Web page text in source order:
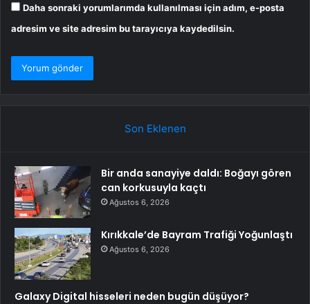
Daha sonraki yorumlarımda kullanılması için adım, e-posta
adresim ve site adresim bu tarayıcıya kaydedilsin.
Son Eklenen
Bir anda sanayiye daldı: Boğayı gören
can korkusuyla kaçtı
Ağustos 6, 2026
Kırıkkale’de Bayram Trafiği Yoğunlaştı
Ağustos 6, 2026
Galaxy Digital hisseleri neden bugün düşüyor?